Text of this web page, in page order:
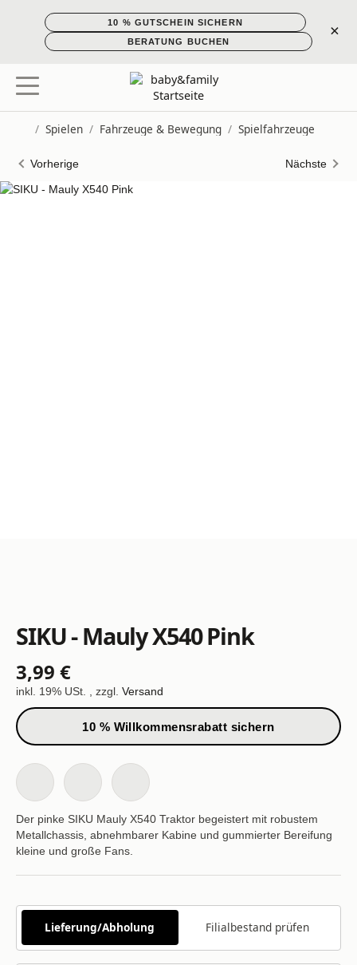
10 % GUTSCHEIN SICHERN
BERATUNG BUCHEN
×
/ Spielen / Fahrzeuge & Bewegung / Spielfahrzeuge
Vorherige Nächste
SIKU - Mauly X540 Pink
3,99 €
inkl. 19% USt. , zzgl. Versand
10 % Willkommensrabatt sichern
Der pinke SIKU Mauly X540 Traktor begeistert mit robustem
Metallchassis, abnehmbarer Kabine und gummierter Bereifung
kleine und große Fans.
Lieferung/Abholung Filialbestand prüfen